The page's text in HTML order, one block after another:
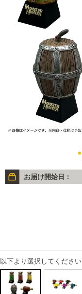
お届け開始日：
以下より選択してください